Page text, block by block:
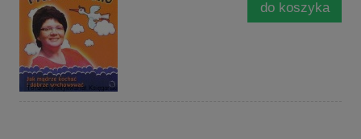
do koszyka